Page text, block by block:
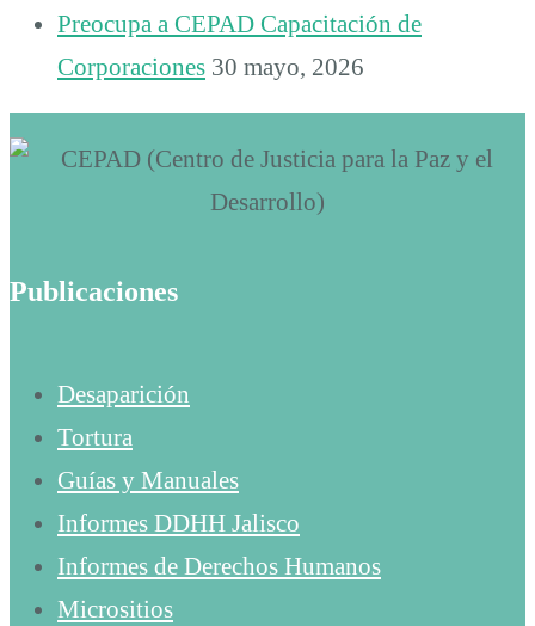
Preocupa a CEPAD Capacitación de
Corporaciones 30 mayo, 2026
Publicaciones
Desaparición
Tortura
Guías y Manuales
Informes DDHH Jalisco
Informes de Derechos Humanos
Micrositios